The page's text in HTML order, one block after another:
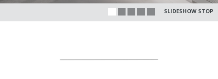
SLIDESHOW STOP